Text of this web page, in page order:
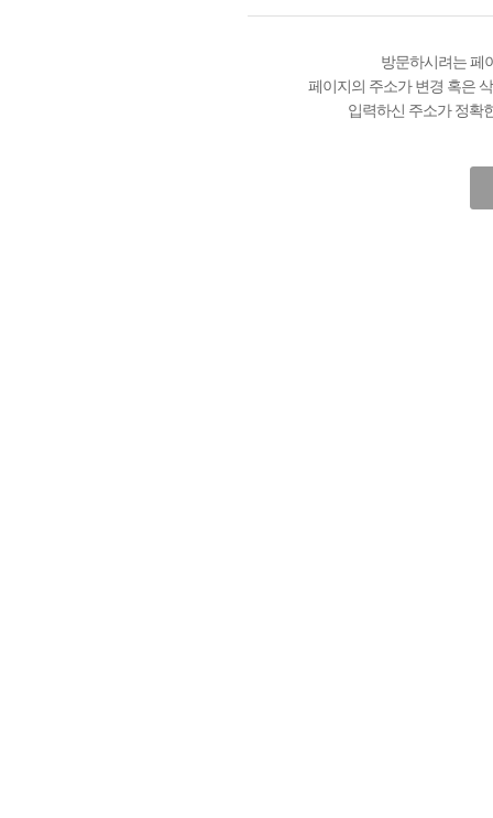
방문하시려는 페
페이지의 주소가 변경 혹은
입력하신 주소가 정확